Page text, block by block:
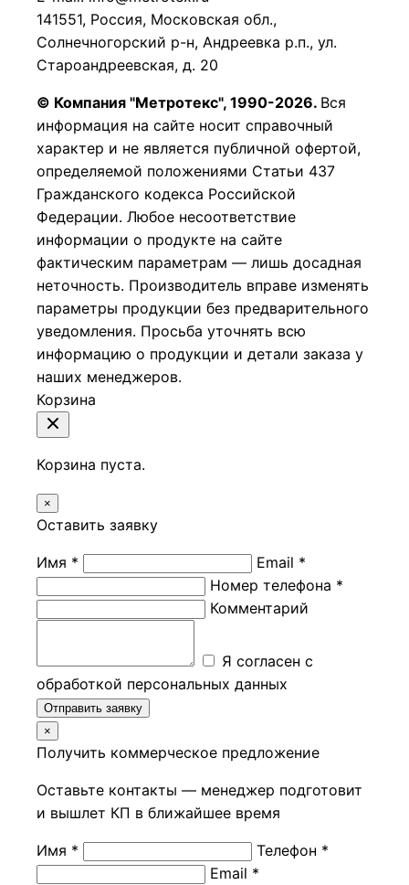
141551, Россия, Московская обл.,
Солнечногорский р-н, Андреевка р.п., ул.
Староандреевская, д. 20
© Компания "Метротекс", 1990-2026. Вся
информация на сайте носит справочный
характер и не является публичной офертой,
определяемой положениями Статьи 437
Гражданского кодекса Российской
Федерации. Любое несоответствие
информации о продукте на сайте
фактическим параметрам — лишь досадная
неточность. Производитель вправе изменять
параметры продукции без предварительного
уведомления. Просьба уточнять всю
информацию о продукции и детали заказа у
наших менеджеров.
Корзина
Корзина пуста.
×
Оставить заявку
Имя *
Email *
Номер телефона *
Комментарий
Я согласен с
обработкой персональных данных
Отправить заявку
×
Получить коммерческое предложение
Оставьте контакты — менеджер подготовит
и вышлет КП в ближайшее время
Имя *
Телефон *
Email *